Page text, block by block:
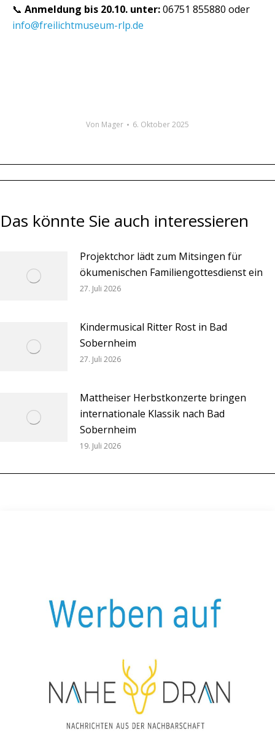
📞 Anmeldung bis 20.10. unter:06751 855880 oder
info@freilichtmuseum-rlp.de
Von Mager 6. Oktober 2025
Das könnte Sie auch interessieren
Projektchor lädt zum Mitsingen für
ökumenischen Familiengottesdienst ein
27. Juli 2026
Kindermusical Ritter Rost in Bad
Sobernheim
27. Juli 2026
Mattheiser Herbstkonzerte bringen
internationale Klassik nach Bad
Sobernheim
19. Juli 2026